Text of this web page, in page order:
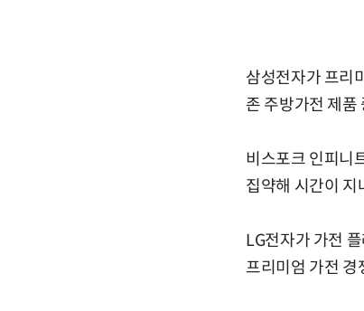
삼성전자가 프리
존 주방가전 제
비스포크 인피니
집약해 시간이 지
LG전자가 가전
프리미엄 가전 경